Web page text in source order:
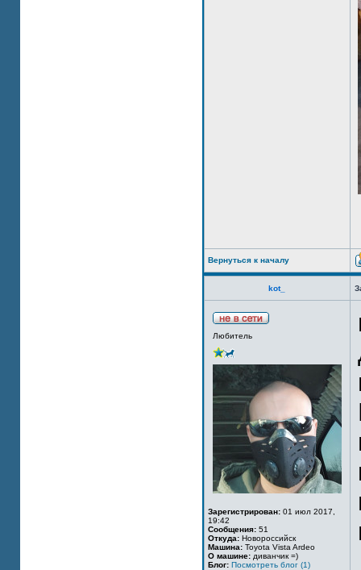
Вернуться к началу
kot_
Любитель
Зарегистрирован: 01 июл 2017,
19:42
Сообщения: 51
Откуда: Новороссийск
Машина: Toyota Vista Ardeo
О машине: диванчик =)
Блог: Посмотреть блог (1)